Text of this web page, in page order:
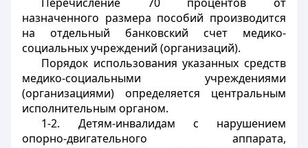
назначенного размера пособий производится
на отдельный банковский счет медико-
социальных учреждений (организаций).
Порядок использования указанных средств
медико-социальными учреждениями
(организациями) определяется центральным
исполнительным органом.
1-2. Детям-инвалидам с нарушением
опорно-двигательного аппарата,